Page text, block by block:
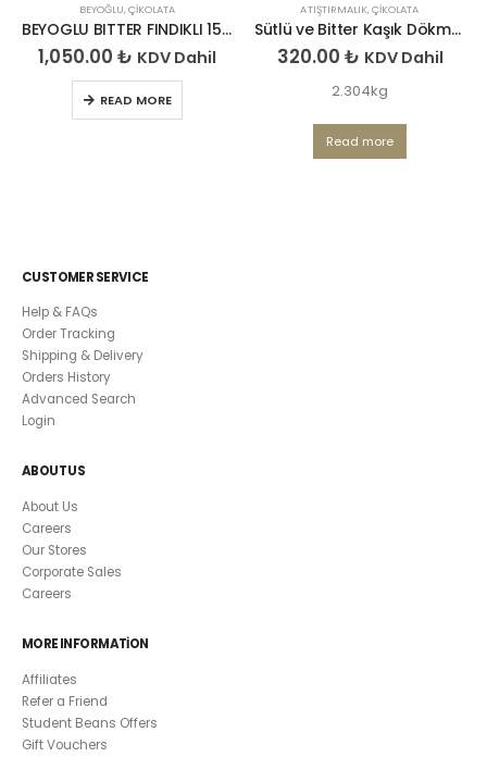
BEYOĞLU,ÇIKOLATA
BEYOGLU BITTER FINDIKLI 150*6
1,050.00 ₺ KDV Dahil
READ MORE
ATIŞTIRMALIK,ÇIKOLATA
Sütlü ve Bitter Kaşık Dökme Çikolata
320.00 ₺ KDV Dahil
2.304kg
Read more
CUSTOMER SERVICE
Help & FAQs
Order Tracking
Shipping & Delivery
Orders History
Advanced Search
Login
ABOUT US
About Us
Careers
Our Stores
Corporate Sales
Careers
MORE INFORMATION
Affiliates
Refer a Friend
Student Beans Offers
Gift Vouchers